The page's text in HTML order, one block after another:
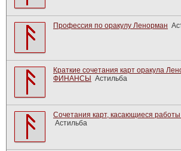
Профессия по оракулу Ленорман
Краткие сочетания карт оракула
ФИНАНСЫ
Астильба
Сочетания карт, касающиеся
Астильба